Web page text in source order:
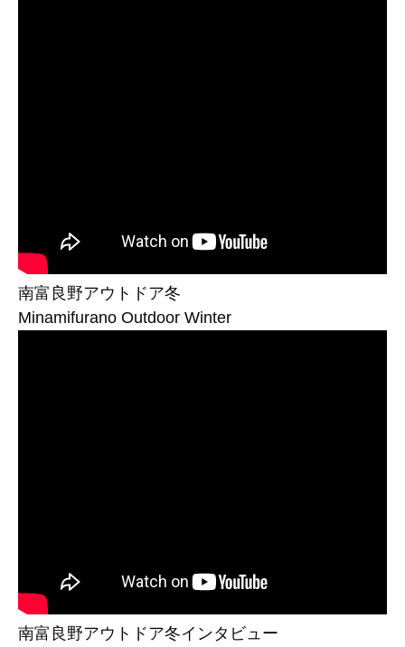
南富良野アウトドア冬
Minamifurano Outdoor Winter
南富良野アウトドア冬インタビュー